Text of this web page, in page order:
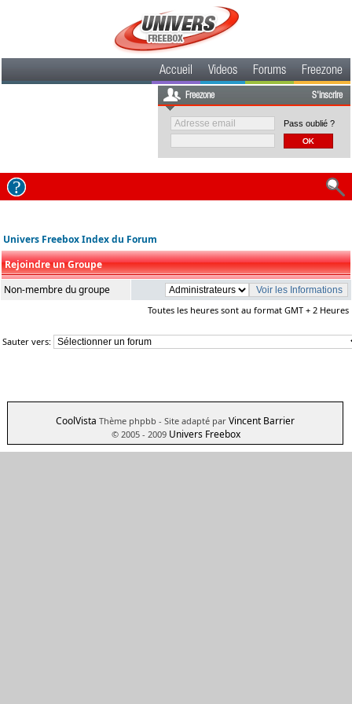
Accueil Videos Forums Freezone
Freezone S'inscrire
Pass oublié ?
Univers Freebox Index du Forum
Rejoindre un Groupe
Non-membre du groupe
Toutes les heures sont au format GMT + 2 Heures
Sauter vers:
CoolVista Thème phpbb - Site adapté par Vincent Barrier
© 2005 - 2009 Univers Freebox